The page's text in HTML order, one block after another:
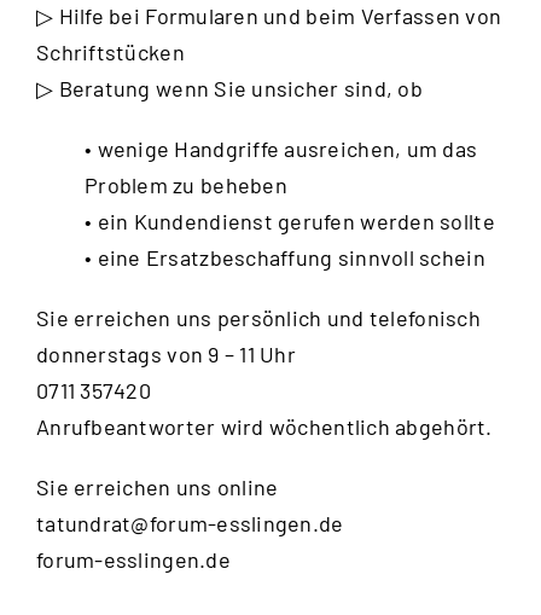
▷ Hilfe bei Formularen und beim Verfassen von
Schriftstücken
▷ Beratung wenn Sie unsicher sind, ob
• wenige Handgriffe ausreichen, um das
Problem zu beheben
• ein Kundendienst gerufen werden sollte
• eine Ersatzbeschaffung sinnvoll schein
Sie erreichen uns persönlich und telefonisch
donnerstags von 9 – 11 Uhr
0711 357420
Anrufbeantworter wird wöchentlich abgehört.
Sie erreichen uns online
tatundrat@forum-esslingen.de
forum-esslingen.de